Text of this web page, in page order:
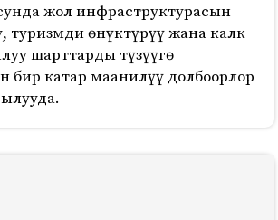
жол инфраструктурасын
туризмди өнүктүрүү жана калк
шарттарды түзүүгө
бир катар маанилүү долбоорлор